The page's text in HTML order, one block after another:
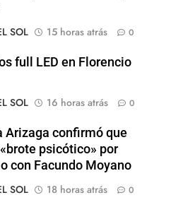
SOL
15 horas atrás 0
full LED en Florencio
SOL
16 horas atrás 0
Arizaga confirmó que
psicótico» por
con Facundo Moyano
SOL
18 horas atrás 0